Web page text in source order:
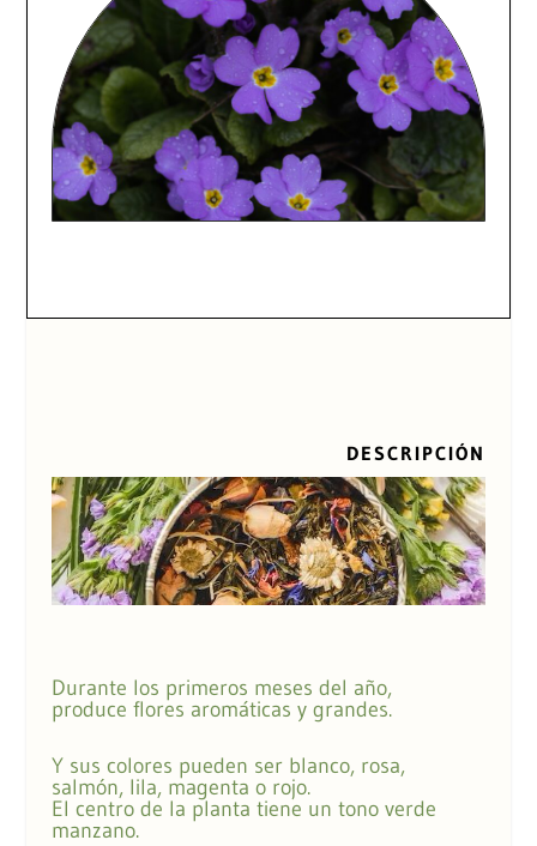
DESCRIPCIÓN
Durante los primeros meses del año,
produce flores aromáticas y grandes.
Y sus colores pueden ser blanco, rosa,
salmón, lila, magenta o rojo.
El centro de la planta tiene un tono verde
manzano.